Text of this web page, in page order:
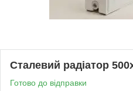
Сталевий радіатор
Готово до відправки